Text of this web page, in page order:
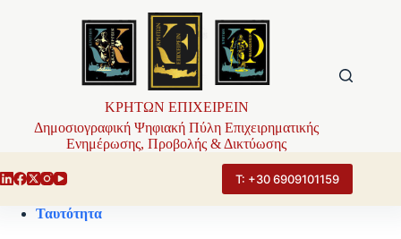
ΚΡΗΤΩΝ ΕΠΙΧΕΙΡΕΙΝ
Δημοσιογραφική Ψηφιακή Πύλη Επιχειρηματικής
Ενημέρωσης, Προβολής & Δικτύωσης
Τ: +30 6909101159
Ταυτότητα